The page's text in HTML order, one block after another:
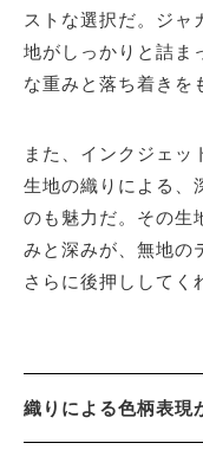
ストな選択だ。ジャ
地がしっかりと詰ま
な重みと落ち着きを
また、インクジェッ
生地の織りによる、
のも魅力だ。その生
みと深みが、無地の
さらに後押ししてく
織りによる色柄表現